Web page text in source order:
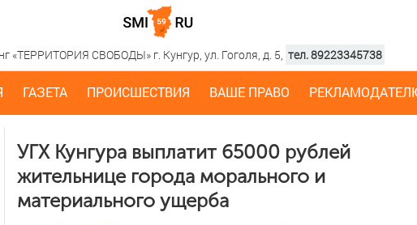
«ТЕРРИТОРИЯ СВОБОДЫ» г. Кунгур, ул. Гоголя, д. 5, тел. 89223345738
ГАЗЕТА ПРОИСШЕСТВИЯ ВАШЕ ПРАВО
УГХ Кунгура выплатит 65000 рублей
жительнице города морального и
материального ущерба